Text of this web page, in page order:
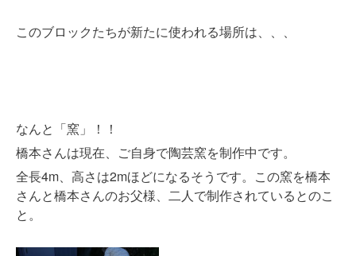
このブロックたちが新たに使われる場所は、、、
なんと「窯」！！
橋本さんは現在、
ご自身で陶芸窯を制作中です。
全長4m、高さは2mほどになるそうです。この窯を橋本
さんと橋本さんのお父様、二人で制作されているとのこ
と。